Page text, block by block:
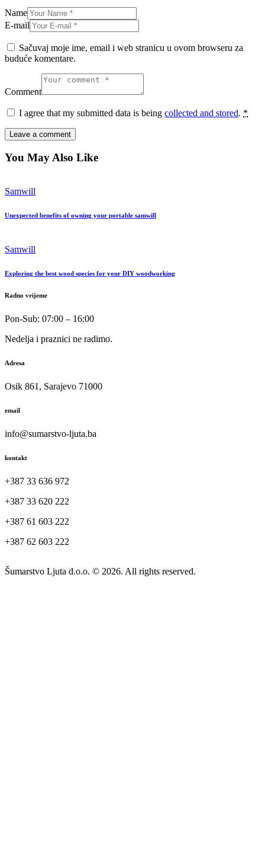
Name
E-mail
Sačuvaj moje ime, email i web stranicu u ovom browseru za
buduće komentare.
Comment
I agree that my submitted data is being collected and stored. *
You May Also Like
Samwill
Unexpected benefits of owning your portable samwill
Samwill
Exploring the best wood species for your DIY woodworking
Radno vrijeme
Pon-Sub: 07:00 – 16:00
Nedelja i praznici ne radimo.
Adresa
Osik 861, Sarajevo 71000
email
info@sumarstvo-ljuta.ba
kontakt
+387 33 636 972
+387 33 620 222
+387 61 603 222
+387 62 603 222
Šumarstvo Ljuta d.o.o. © 2026. All rights reserved.